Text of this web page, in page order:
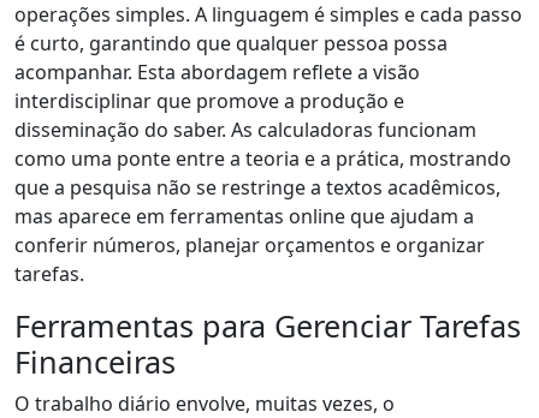
operações simples. A linguagem é simples e cada passo
é curto, garantindo que qualquer pessoa possa
acompanhar. Esta abordagem reflete a visão
interdisciplinar que promove a produção e
disseminação do saber. As calculadoras funcionam
como uma ponte entre a teoria e a prática, mostrando
que a pesquisa não se restringe a textos acadêmicos,
mas aparece em ferramentas online que ajudam a
conferir números, planejar orçamentos e organizar
tarefas.
Ferramentas para Gerenciar Tarefas
Financeiras
O trabalho diário envolve, muitas vezes, o